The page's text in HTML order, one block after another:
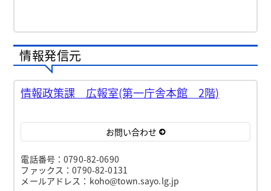
情報発信元
情報政策課 広報室(第一庁舎本館 2階)
お問い合わせ
電話番号：0790-82-0690
ファックス：0790-82-0131
メールアドレス：koho@town.sayo.lg.jp